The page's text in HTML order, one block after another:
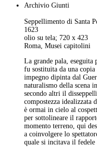
Archivio Giunti
Seppellimento di Santa
1623
olio su tela; 720 x 423
Roma, Musei capitolini
La grande pala, eseguita
fu sostituita da una
impegno dipinta dal
naturalismo della scena
secondo altri il
compostezza idealizzata
è ormai in cielo al
per sottolineare il
momento terreno, qui
a coinvolgere lo
quale si incitava il